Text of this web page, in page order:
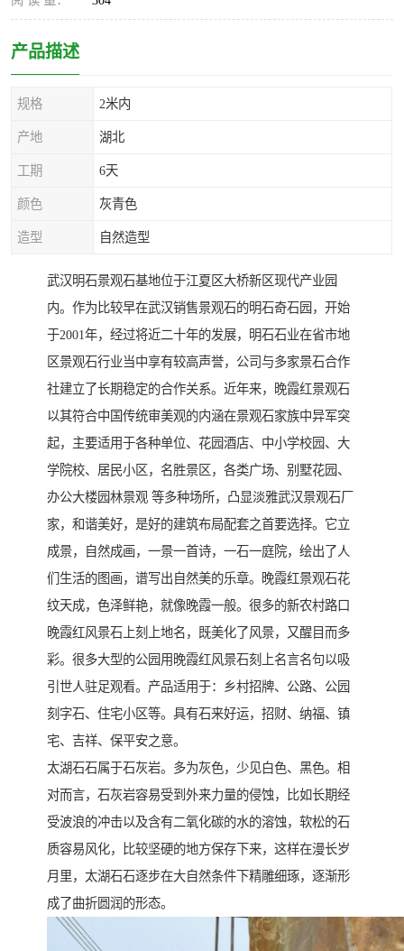
产品描述
规格 2米内
产地 湖北
工期 6天
颜色 灰青色
造型 自然造型
武汉明石景观石基地位于江夏区大桥新区现代产业园
内。作为比较早在武汉销售景观石的明石奇石园，开始
于2001年，经过将近二十年的发展，明石石业在省市地
区景观石行业当中享有较高声誉，公司与多家景石合作
社建立了长期稳定的合作关系。近年来，晚霞红景观石
以其符合中国传统审美观的内涵在景观石家族中异军突
起，主要适用于各种单位、花园酒店、中小学校园、大
学院校、居民小区，名胜景区，各类广场、别墅花园、
办公大楼园林景观 等多种场所，凸显淡雅武汉景观石厂
家，和谐美好，是好的建筑布局配套之首要选择。它立
成景，自然成画，一景一首诗，一石一庭院，绘出了人
们生活的图画，谱写出自然美的乐章。晚霞红景观石花
纹天成，色泽鲜艳，就像晚霞一般。很多的新农村路口
晚霞红风景石上刻上地名，既美化了风景，又醒目而多
彩。很多大型的公园用晚霞红风景石刻上名言名句以吸
引世人驻足观看。产品适用于：乡村招牌、公路、公园
刻字石、住宅小区等。具有石来好运，招财、纳福、镇
宅、吉祥、保平安之意。
太湖石石属于石灰岩。多为灰色，少见白色、黑色。相
对而言，石灰岩容易受到外来力量的侵蚀，比如长期经
受波浪的冲击以及含有二氧化碳的水的溶蚀，软松的石
质容易风化，比较坚硬的地方保存下来，这样在漫长岁
月里，太湖石石逐步在大自然条件下精雕细琢，逐渐形
成了曲折圆润的形态。